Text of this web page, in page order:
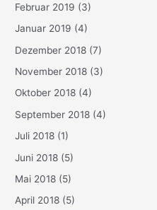
Februar 2019 (3)
Januar 2019 (4)
Dezember 2018 (7)
November 2018 (3)
Oktober 2018 (4)
September 2018 (4)
Juli 2018 (1)
Juni 2018 (5)
Mai 2018 (5)
April 2018 (5)